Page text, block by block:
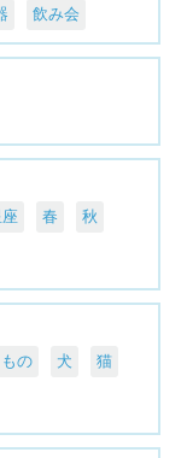
飲み会
春 秋
の 犬 猫